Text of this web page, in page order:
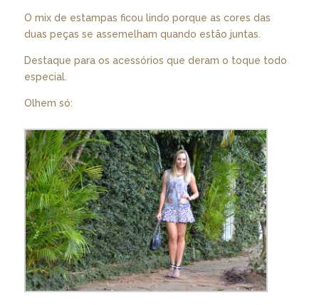
O mix de estampas ficou lindo porque as cores das
duas peças se assemelham quando estão juntas.
Destaque para os acessórios que deram o toque todo
especial.
Olhem só: